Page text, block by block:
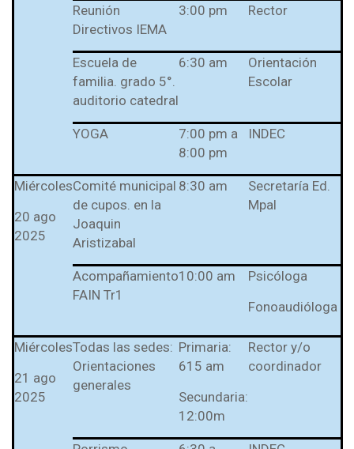
Reunión
Directivos IEMA
3:00 pm Rector
Escuela de
familia. grado 5°.
auditorio catedral
6:30 am
Orientación
Escolar
YOGA
7:00 pm a
8:00 pm
INDEC
Miércoles
20 ago
2025
Comité municipal
de cupos. en la
Joaquin
Aristizabal
8:30 am
Secretaría Ed.
Mpal
Acompañamiento
FAIN Tr1
10:00 am
Psicóloga
Fonoaudióloga
Miércoles
21 ago
2025
Todas las sedes:
Orientaciones
generales
Primaria:
615 am
Secundaria:
12:00m
Rector y/o
coordinador